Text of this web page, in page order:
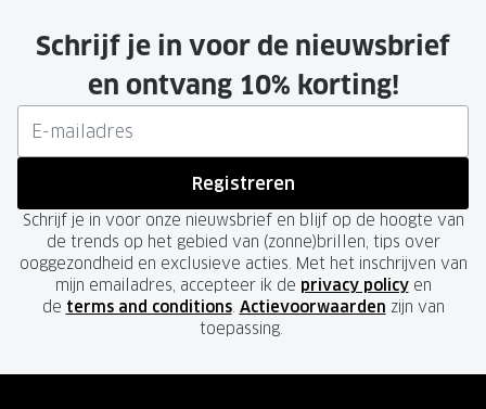
Schrijf je in voor de nieuwsbrief
en ontvang 10% korting!
Registreren
Schrijf je in voor onze nieuwsbrief en blijf op de hoogte van
de trends op het gebied van (zonne)brillen, tips over
ooggezondheid en exclusieve acties. Met het inschrijven van
mijn emailadres, accepteer ik de privacy policyen
de terms and conditions. Actievoorwaarden zijn van
toepassing.